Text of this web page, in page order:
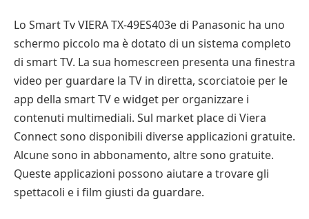
Lo Smart Tv VIERA TX-49ES403e di Panasonic ha uno
schermo piccolo ma è dotato di un sistema completo
di smart TV. La sua homescreen presenta una finestra
video per guardare la TV in diretta, scorciatoie per le
app della smart TV e widget per organizzare i
contenuti multimediali. Sul market place di Viera
Connect sono disponibili diverse applicazioni gratuite.
Alcune sono in abbonamento, altre sono gratuite.
Queste applicazioni possono aiutare a trovare gli
spettacoli e i film giusti da guardare.